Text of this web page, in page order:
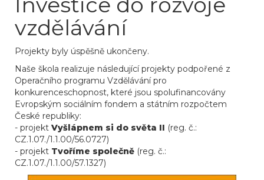
vzdělávání
Projekty byly úspěšně ukončeny.
Naše škola realizuje následující projekty podpořené z
Operačního programu Vzdělávání pro
konkurenceschopnost, které jsou spolufinancovány
Evropským sociálním fondem a státním rozpočtem
České republiky:
- projekt Vyšlápnem si do světa II (reg. č.:
CZ.1.07./1.1.00/56.0727)
- projekt Tvoříme společně (reg. č.:
CZ.1.07./1.1.00/57.1327)